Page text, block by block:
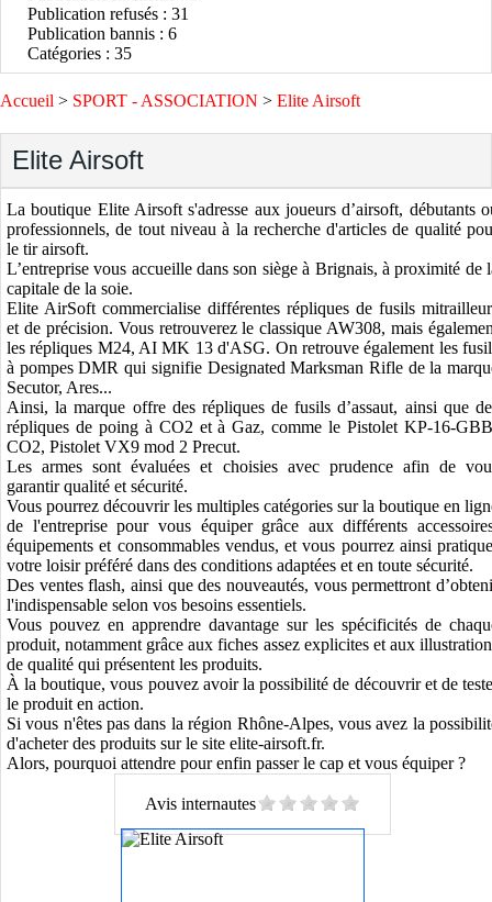
Publication refusés : 31
Publication bannis : 6
Catégories : 35
Accueil > SPORT - ASSOCIATION > Elite Airsoft
Elite Airsoft
La boutique Elite Airsoft s'adresse aux joueurs d’airsoft, débutants
professionnels, de tout niveau à la recherche d'articles de qualité
le tir airsoft.
L’entreprise vous accueille dans son siège à Brignais, à proximité de
capitale de la soie.
Elite AirSoft commercialise différentes répliques de fusils
et de précision. Vous retrouverez le classique AW308, mais
les répliques M24, AI MK 13 d'ASG. On retrouve également les
à pompes DMR qui signifie Designated Marksman Rifle de la
Secutor, Ares...
Ainsi, la marque offre des répliques de fusils d’assaut, ainsi que
répliques de poing à CO2 et à Gaz, comme le Pistolet KP-16-
CO2, Pistolet VX9 mod 2 Precut.
Les armes sont évaluées et choisies avec prudence afin de
garantir qualité et sécurité.
Vous pourrez découvrir les multiples catégories sur la boutique en
de l'entreprise pour vous équiper grâce aux différents
équipements et consommables vendus, et vous pourrez ainsi
votre loisir préféré dans des conditions adaptées et en toute sécurité.
Des ventes flash, ainsi que des nouveautés, vous permettront
l'indispensable selon vos besoins essentiels.
Vous pouvez en apprendre davantage sur les spécificités de
produit, notamment grâce aux fiches assez explicites et aux
de qualité qui présentent les produits.
À la boutique, vous pouvez avoir la possibilité de découvrir et de
le produit en action.
Si vous n'êtes pas dans la région Rhône-Alpes, vous avez la
d'acheter des produits sur le site elite-airsoft.fr.
Alors, pourquoi attendre pour enfin passer le cap et vous équiper ?
Avis internautes